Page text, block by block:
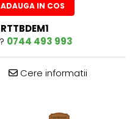
ADAUGA IN COS
0744 493 993
Cere informatii